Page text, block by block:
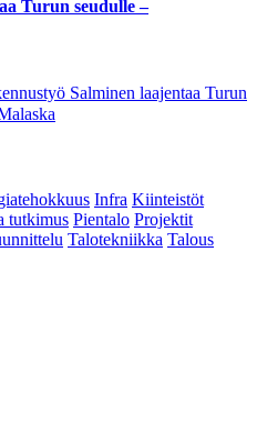
Turun seudulle –
Salminen laajentaa Turun
Infra Kiinteistöt
tutkimus Pientalo Projektit
Talotekniikka Talous